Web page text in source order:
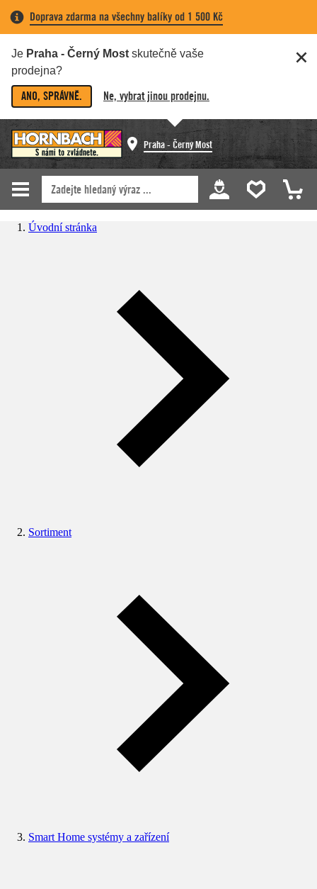
Doprava zdarma na všechny balíky od 1 500 Kč
Je Praha - Černý Most skutečně vaše
prodejna?
ANO, SPRÁVNĚ. Ne, vybrat jinou prodejnu.
Praha - Černý Most
Úvodní stránka
Sortiment
Smart Home systémy a zařízení